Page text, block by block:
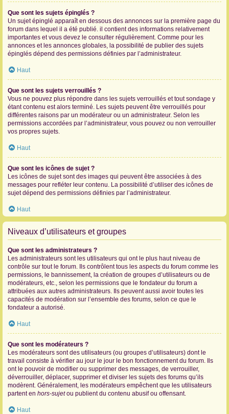
Que sont les sujets épinglés ?
Un sujet épinglé apparaît en dessous des annonces sur la première page du
forum dans lequel il a été publié. il contient des informations relativement
importantes et vous devez le consulter régulièrement. Comme pour les
annonces et les annonces globales, la possibilité de publier des sujets
épinglés dépend des permissions définies par l’administrateur.
Haut
Que sont les sujets verrouillés ?
Vous ne pouvez plus répondre dans les sujets verrouillés et tout sondage y
étant contenu est alors terminé. Les sujets peuvent être verrouillés pour
différentes raisons par un modérateur ou un administrateur. Selon les
permissions accordées par l’administrateur, vous pouvez ou non verrouiller
vos propres sujets.
Haut
Que sont les icônes de sujet ?
Les icônes de sujet sont des images qui peuvent être associées à des
messages pour refléter leur contenu. La possibilité d’utiliser des icônes de
sujet dépend des permissions définies par l’administrateur.
Haut
Niveaux d’utilisateurs et groupes
Que sont les administrateurs ?
Les administrateurs sont les utilisateurs qui ont le plus haut niveau de
contrôle sur tout le forum. Ils contrôlent tous les aspects du forum comme les
permissions, le bannissement, la création de groupes d’utilisateurs ou de
modérateurs, etc., selon les permissions que le fondateur du forum a
attribuées aux autres administrateurs. Ils peuvent aussi avoir toutes les
capacités de modération sur l’ensemble des forums, selon ce que le
fondateur a autorisé.
Haut
Que sont les modérateurs ?
Les modérateurs sont des utilisateurs (ou groupes d’utilisateurs) dont le
travail consiste à vérifier au jour le jour le bon fonctionnement du forum. Ils
ont le pouvoir de modifier ou supprimer des messages, de verrouiller,
déverrouiller, déplacer, supprimer et diviser les sujets des forums qu’ils
modèrent. Généralement, les modérateurs empêchent que les utilisateurs
partent en hors-sujetou publient du contenu abusif ou offensant.
Haut